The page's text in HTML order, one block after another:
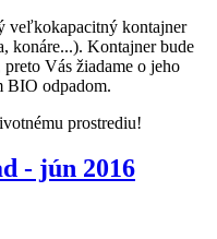
veľkokapacitný kontajner
konáre...). Kontajner bude
preto Vás žiadame o jeho
BIO odpadom.
prostrediu!
- jún 2016